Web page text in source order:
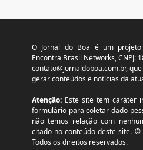
O Jornal do Boa é um
Encontra Brasil Networks, CNPJ:
contato@jornaldoboa.com.br,
gerar conteúdos e notícias da
Atenção:Este site tem caráter
formulário para coletar dado
não temos relação com
citado no conteúdo deste site. ©
Todos os direitos reservados.